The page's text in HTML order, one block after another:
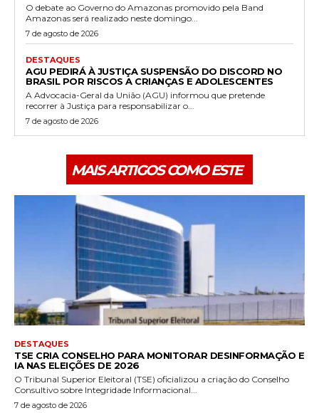
O debate ao Governo do Amazonas promovido pela Band
Amazonas será realizado neste domingo...
7 de agosto de 2026
DESTAQUES
AGU PEDIRÁ À JUSTIÇA SUSPENSÃO DO DISCORD NO
BRASIL POR RISCOS A CRIANÇAS E ADOLESCENTES
A Advocacia-Geral da União (AGU) informou que pretende
recorrer à Justiça para responsabilizar o...
7 de agosto de 2026
MAIS ARTIGOS COMO ESTE
DESTAQUES
TSE CRIA CONSELHO PARA MONITORAR DESINFORMAÇÃO E
IA NAS ELEIÇÕES DE 2026
O Tribunal Superior Eleitoral (TSE) oficializou a criação do Conselho
Consultivo sobre Integridade Informacional...
7 de agosto de 2026